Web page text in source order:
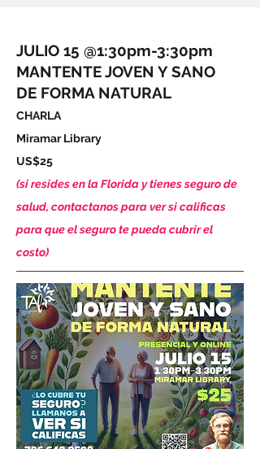
JULIO 15 @1:30pm-3:30pm
MANTENTE JOVEN Y SANO
DE FORMA NATURAL
CHARLA
Miramar Library
US$25
(si resides en la Florida y tienes seguro de
salud, contactanos para ver si calificas
para que el seguro te pueda cubrir el
costo)